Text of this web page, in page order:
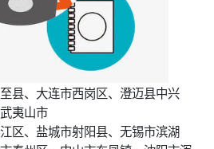
县、大连市西岗区、澄迈县中兴
夷山市
区、盐城市射阳县、无锡市滨湖